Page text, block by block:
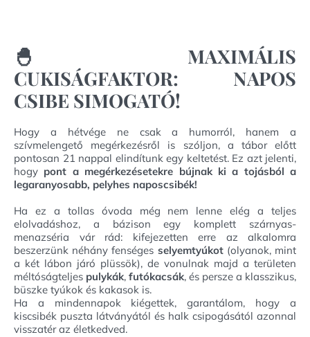
🐣 MAXIMÁLIS
CUKISÁGFAKTOR: NAPOS
CSIBE SIMOGATÓ!
Hogy a hétvége ne csak a humorról, hanem a
szívmelengető megérkezésről is szóljon, a tábor előtt
pontosan 21 nappal elindítunk egy keltetést. Ez azt jelenti,
hogy pont a megérkezésetekre bújnak ki a tojásból a
legaranyosabb, pelyhes naposcsibék!
Ha ez a tollas óvoda még nem lenne elég a teljes
elolvadáshoz, a bázison egy komplett szárnyas-
menazséria vár rád: kifejezetten erre az alkalomra
beszerzünk néhány fenséges selyemtyúkot(olyanok, mint
a két lábon járó plüssök), de vonulnak majd a területen
méltóságteljes pulykák, futókacsák, és persze a klasszikus,
büszke tyúkok és kakasok is.
Ha a mindennapok kiégettek, garantálom, hogy a
kiscsibék puszta látványától és halk csipogásától azonnal
visszatér az életkedved.